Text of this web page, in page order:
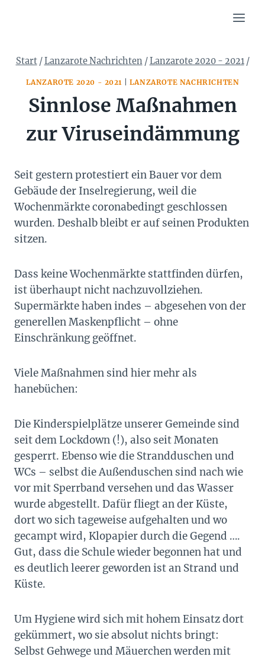
Start /Lanzarote Nachrichten /Lanzarote 2020 - 2021 /
LANZAROTE 2020 - 2021 LANZAROTE NACHRICHTEN
Sinnlose Maßnahmen
zur Viruseindämmung
Seit gestern protestiert ein Bauer vor dem
Gebäude der Inselregierung, weil die
Wochenmärkte coronabedingt geschlossen
wurden. Deshalb bleibt er auf seinen Produkten
sitzen.
Dass keine Wochenmärkte stattfinden dürfen,
ist überhaupt nicht nachzuvollziehen.
Supermärkte haben indes – abgesehen von der
generellen Maskenpflicht – ohne
Einschränkung geöffnet.
Viele Maßnahmen sind hier mehr als
hanebüchen:
Die Kinderspielplätze unserer Gemeinde sind
seit dem Lockdown (!), also seit Monaten
gesperrt. Ebenso wie die Strandduschen und
WCs – selbst die Außenduschen sind nach wie
vor mit Sperrband versehen und das Wasser
wurde abgestellt. Dafür fliegt an der Küste,
dort wo sich tageweise aufgehalten und wo
gecampt wird, Klopapier durch die Gegend ….
Gut, dass die Schule wieder begonnen hat und
es deutlich leerer geworden ist an Strand und
Küste.
Um Hygiene wird sich mit hohem Einsatz dort
gekümmert, wo sie absolut nichts bringt:
Selbst Gehwege und Mäuerchen werden mit